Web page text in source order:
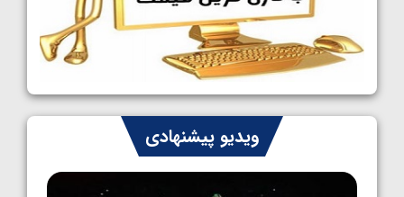
1405/05/08
کشتی فرنگی نوجوانان جهان؛ سکوی تیمی
سوم برای ایران
1405/05/07
ایران چشم به راه چهار مدال در پنج وزن دوم
کشتی فرنگی نوجوانان جهان
1405/05/06
ویدیو پیشنهادی